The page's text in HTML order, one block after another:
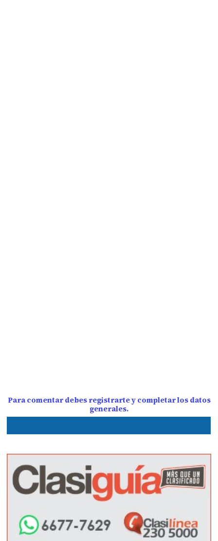
Para comentar debes registrarte y completar los datos
generales.